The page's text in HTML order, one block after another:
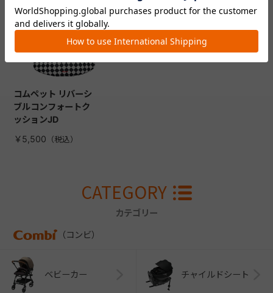
コムペット リバーシ
ブルコンフォートク
ッションJD
￥5,500
CATEGORY
カテゴリー
（コンビ）
ベビーカー チャイルドシート